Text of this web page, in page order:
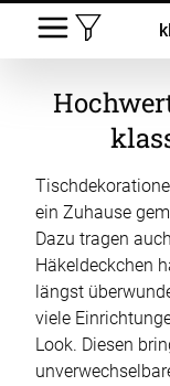
ein Zuhause
Dazu tragen auch
Häkeldeckchen
längst
viele
Look. Diesen